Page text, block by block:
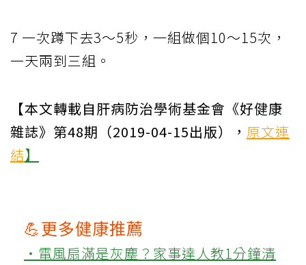
7 一次蹲下去3～5秒，一組做個10～15次，
一天兩到三組。
【本文轉載自肝病防治學術基金會《好健康
雜誌》第48期（2019-04-15出版）， 原文連
結】
💪更多健康推薦
‧電風扇滿是灰塵？家事達人教1分鐘清